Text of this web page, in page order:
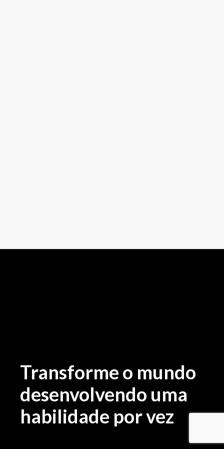
Transforme o mundo
desenvolvendo uma
habilidade por vez